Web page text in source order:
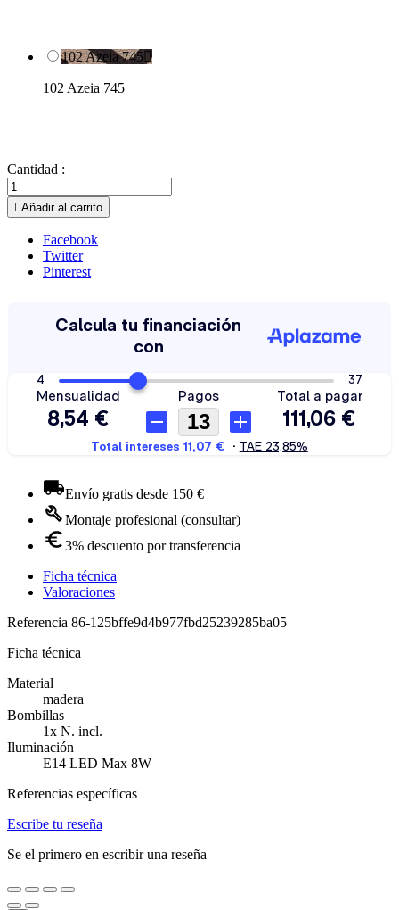
102 Azeia 745
102 Azeia 745
Cantidad :
Añadir al carrito
Facebook
Twitter
Pinterest
Envío gratis desde 150 €
Montaje profesional (consultar)
3% descuento por transferencia
Ficha técnica
Valoraciones
Referencia 86-125bffe9d4b977fbd25239285ba05
Ficha técnica
Material
madera
Bombillas
1x N. incl.
Iluminación
E14 LED Max 8W
Referencias específicas
Escribe tu reseña
Se el primero en escribir una reseña